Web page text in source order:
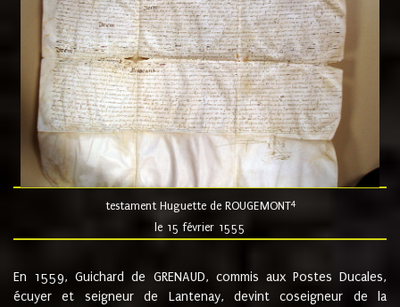
testament Huguette de ROUGEMONT4
le 15 février 1555
En 1559, Guichard de GRENAUD, commis aux Postes Ducales,
écuyer et seigneur de Lantenay, devint coseigneur de la